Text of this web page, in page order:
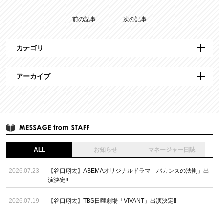
前の記事 次の記事
カテゴリ
アーカイブ
ALL お知らせ マネージャー日誌
2026.07.23
【谷口翔太】ABEMAオリジナルドラマ「バカンスの法則」出
演決定!!
2026.07.19 【谷口翔太】TBS日曜劇場「VIVANT」出演決定!!